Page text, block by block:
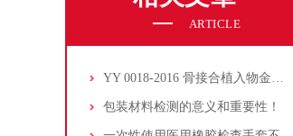
ARTICLE
YY 0018-2016 骨接合植入物金属接骨螺钉性能测试项目及检测仪器介绍
包装材料检测的意义和重要性！